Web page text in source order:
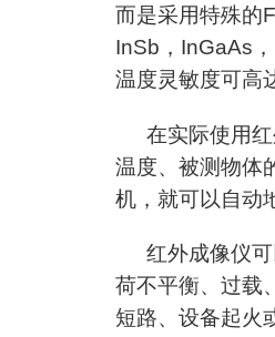
而是采用特殊的
InSb，InGaAs
温度灵敏度可高
在实际使用
温度、被测物体
机，就可以自动
红外成像仪
荷不平衡、过载
短路、设备起火